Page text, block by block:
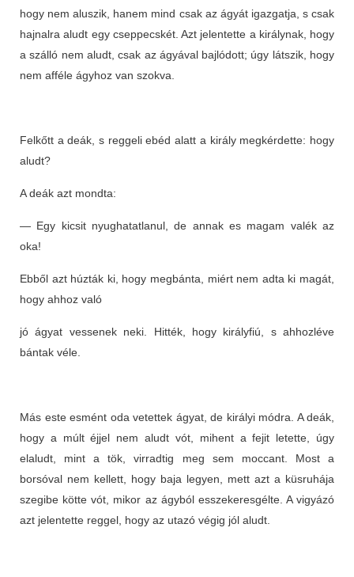
hogy nem aluszik, hanem mind csak az ágyát igazgatja, s csak
hajnalra aludt egy cseppecskét. Azt jelentette a királynak, hogy
a szálló nem aludt, csak az ágyával bajlódott; úgy látszik, hogy
nem afféle ágyhoz van szokva.
Felkőtt a deák, s reggeli ebéd alatt a király megkérdette: hogy
aludt?
A deák azt mondta:
— Egy kicsit nyughatatlanul, de annak es magam valék az
oka!
Ebből azt húzták ki, hogy megbánta, miért nem adta ki magát,
hogy ahhoz való
jó ágyat vessenek neki. Hitték, hogy királyfiú, s ahhozléve
bántak véle.
Más este esmént oda vetettek ágyat, de királyi módra. A deák,
hogy a múlt éjjel nem aludt vót, mihent a fejit letette, úgy
elaludt, mint a tök, virradtig meg sem moccant. Most a
borsóval nem kellett, hogy baja legyen, mett azt a küsruhája
szegibe kötte vót, mikor az ágyból esszekeresgélte. A vigyázó
azt jelentette reggel, hogy az utazó végig jól aludt.